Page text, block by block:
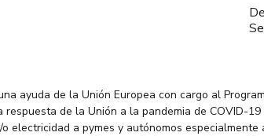
ayuda de la Unión Europea con cargo al
de la Unión a la pandemia de COVID-19
electricidad a pymes y autónomos